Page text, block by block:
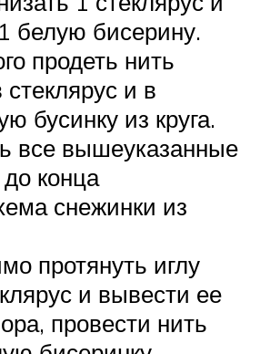
белую бисерину.
продеть нить
стеклярус и в
бусинку из круга.
все вышеуказанные
конца
снежинки из
протянуть иглу
и вывести ее
провести нить